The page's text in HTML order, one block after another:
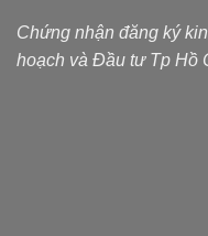
Chứng nhận đăng ký
hoạch và Đầu tư Tp Hồ